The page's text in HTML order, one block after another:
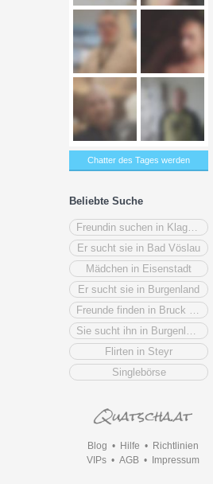
Chatter des Tages werden
Beliebte Suche
Er sucht sie in Bad Vöslau
Mädchen in Eisenstadt
Er sucht sie in Burgenland
Flirten in Steyr
Singlebörse
Blog • Hilfe • Richtlinien
VIPs• AGB• Impressum